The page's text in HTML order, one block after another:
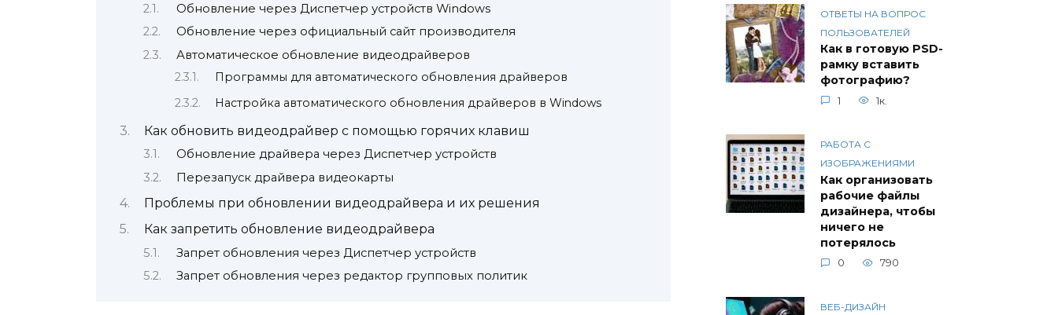
Обновление через Диспетчер устройств Windows
Обновление через официальный сайт производителя
Автоматическое обновление видеодрайверов
Программы для автоматического обновления драйверов
Настройка автоматического обновления драйверов в Windows
Как обновить видеодрайвер с помощью горячих клавиш
Обновление драйвера через Диспетчер устройств
Перезапуск драйвера видеокарты
Проблемы при обновлении видеодрайвера и их решения
Как запретить обновление видеодрайвера
Запрет обновления через Диспетчер устройств
Запрет обновления через редактор групповых политик
ОТВЕТЫ НА ВОПРОС
ПОЛЬЗОВАТЕЛЕЙ
Как в готовую PSD-
рамку вставить
фотографию?
1 1к.
РАБОТА С
ИЗОБРАЖЕНИЯМИ
Как организовать
рабочие файлы
дизайнера, чтобы
ничего не
потерялось
0 790
ВЕБ-ДИЗАЙН